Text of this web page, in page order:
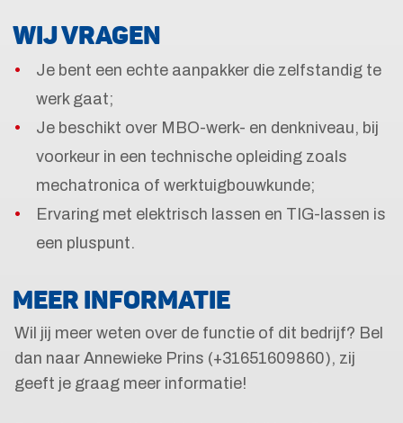
WIJ VRAGEN
Je bent een echte aanpakker die zelfstandig te
werk gaat;
Je beschikt over MBO-werk- en denkniveau, bij
voorkeur in een technische opleiding zoals
mechatronica of werktuigbouwkunde;
Ervaring met elektrisch lassen en TIG-lassen is
een pluspunt.
MEER INFORMATIE
Wil jij meer weten over de functie of dit bedrijf? Bel
dan naar Annewieke Prins (+31651609860), zij
geeft je graag meer informatie!